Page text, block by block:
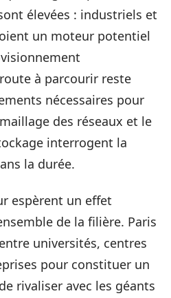
élevées : industriels et
un moteur potentiel
à parcourir reste
nécessaires pour
des réseaux et le
interrogent la
la durée.
espèrent un effet
de la filière. Paris
universités, centres
pour constituer un
rivaliser avec les géants